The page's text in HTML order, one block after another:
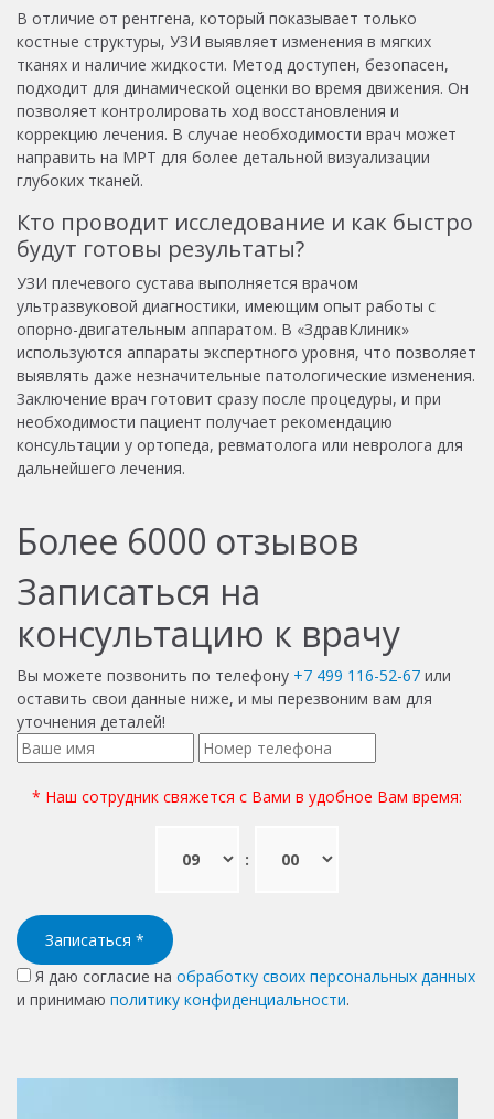
В отличие от рентгена, который показывает только
костные структуры, УЗИ выявляет изменения в мягких
тканях и наличие жидкости. Метод доступен, безопасен,
подходит для динамической оценки во время движения. Он
позволяет контролировать ход восстановления и
коррекцию лечения. В случае необходимости врач может
направить на МРТ для более детальной визуализации
глубоких тканей.
Кто проводит исследование и как быстро
будут готовы результаты?
УЗИ плечевого сустава выполняется врачом
ультразвуковой диагностики, имеющим опыт работы с
опорно-двигательным аппаратом. В «ЗдравКлиник»
используются аппараты экспертного уровня, что позволяет
выявлять даже незначительные патологические изменения.
Заключение врач готовит сразу после процедуры, и при
необходимости пациент получает рекомендацию
консультации у ортопеда, ревматолога или невролога для
дальнейшего лечения.
Более 6000 отзывов
Записаться на
консультацию к врачу
Вы можете позвонить по телефону +7 499 116-52-67 или
оставить свои данные ниже, и мы перезвоним вам для
уточнения деталей!
* Наш сотрудник свяжется с Вами в удобное Вам время:
:
Записаться *
Я даю согласие на обработку своих персональных данных
и принимаю политику конфиденциальности.